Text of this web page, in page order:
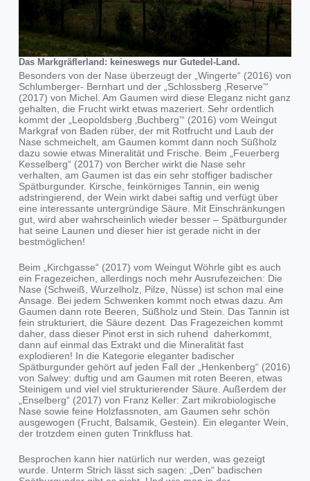
Das Markgräflerland: keineswegs nur Gutedel-Land.
Besonders von der Nase überzeugt der „Wingerte“ (2016) von
Schlumberger- Bernhart und der „Schlossberg ‚Reserve’“
(2017) von Michel. Am Gaumen wird diese Eleganz nicht ganz
gehalten, die Frucht wirkt etwas mazeriert. Sehr ordentlich
kommt der „Leopoldsberg ‚Buchberg’“ (2016) vom Weingut
Markgraf von Baden rüber, der mit Rotfrucht und Laub der
Nase schmeichelt, am Gaumen kommt dann noch Süßholz
dazu sowie etwas Mineralität und Frische. Beim „Feuerberg
Kesselberg“ (2017) von Bercher wirkt die Nase sehr
verhalten, am Gaumen ist das ein sehr stoffiger badischer
Spätburgunder. Kirsche, feinkörniges Tannin, ein wenig
adstringierend, der Wein wirkt dabei saftig und verfügt über
eine interessante untergründige Säure. Mit Einschränkungen
gut, wird aber wahrscheinlich wieder besser – Spätburgunder
hat seine Launen und dieser hier ist gerade nicht in der
bestmöglichen!
Beim „Kirchgasse“ (2017) vom Weingut Wöhrle gibt es auch
ein Fragezeichen, allerdings noch mehr Ausrufezeichen: Die
Nase (Schweiß, Wurzelholz, Pilze, Nüsse) ist schon mal eine
Ansage. Bei jedem Schwenken kommt noch etwas dazu. Am
Gaumen dann rote Beeren, Süßholz und Stein. Das Tannin ist
fein strukturiert, die Säure dezent. Das Fragezeichen kommt
daher, dass dieser Pinot erst in sich ruhend daherkommt,
dann auf einmal das Extrakt und die Mineralität fast
explodieren! In die Kategorie eleganter badischer
Spätburgunder gehört auf jeden Fall der „Henkenberg“ (2016)
von Salwey: duftig und am Gaumen mit roten Beeren, etwas
Steinigem und viel viel strukturierender Säure. Außerdem der
„Enselberg“ (2017) von Franz Keller: Zart mikrobiologische
Nase sowie feine Holzfassnoten, am Gaumen sehr schön
ausgewogen (Frucht, Balsamik, Gestein). Ein eleganter Wein,
der trotzdem einen guten Trinkfluss hat.
Besprochen kann hier natürlich nur werden, was gezeigt
wurde. Unterm Strich lässt sich sagen: „Den“ badischen